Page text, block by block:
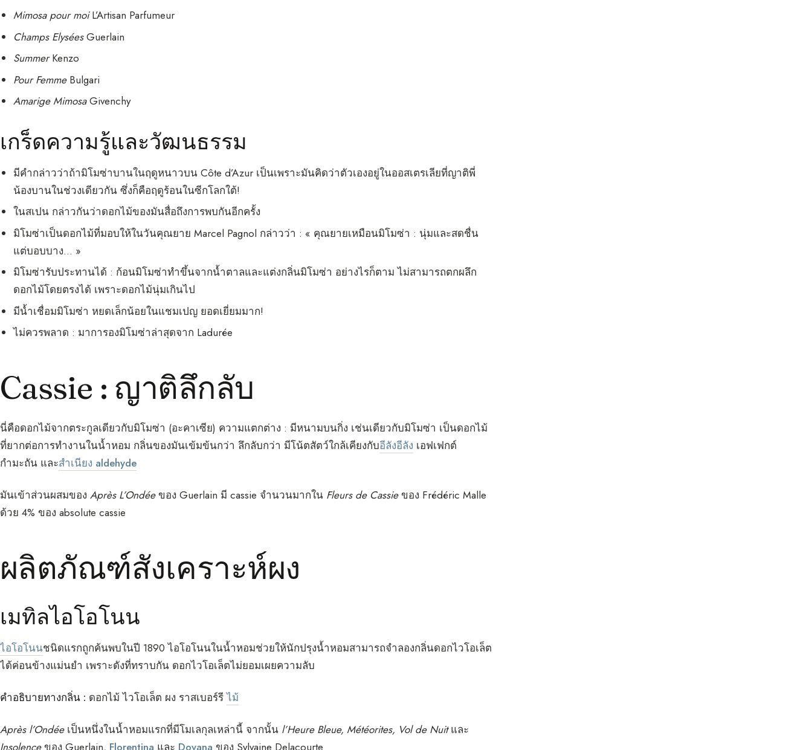
Mimosa pour moiL’Artisan Parfumeur
Champs ElyséesGuerlain
SummerKenzo
Pour FemmeBulgari
Amarige MimosaGivenchy
เกร็ดความรู้และวัฒนธรรม
มีคำกล่าวว่าถ้ามิโมซ่าบานในฤดูหนาวบน Côte d’Azur เป็นเพราะมันคิดว่าตัวเองอยู่ในออสเตรเลียที่ญาติพี่
น้องบานในช่วงเดียวกัน ซึ่งก็คือฤดูร้อนในซีกโลกใต้!
ในสเปน กล่าวกันว่าดอกไม้ของมันสื่อถึงการพบกันอีกครั้ง
มิโมซ่าเป็นดอกไม้ที่มอบให้ในวันคุณยาย Marcel Pagnol กล่าวว่า : « คุณยายเหมือนมิโมซ่า : นุ่มและสดชื่น
แต่บอบบาง… »
มิโมซ่ารับประทานได้ : ก้อนมิโมซ่าทำขึ้นจากน้ำตาลและแต่งกลิ่นมิโมซ่า อย่างไรก็ตาม ไม่สามารถตกผลึก
ดอกไม้โดยตรงได้ เพราะดอกไม้นุ่มเกินไป
มีน้ำเชื่อมมิโมซ่า หยดเล็กน้อยในแชมเปญ ยอดเยี่ยมมาก!
ไม่ควรพลาด : มาการองมิโมซ่าล่าสุดจาก Ladurée
Cassie : ญาติลึกลับ
นี่คือดอกไม้จากตระกูลเดียวกับมิโมซ่า (อะคาเซีย) ความแตกต่าง : มีหนามบนกิ่ง เช่นเดียวกับมิโมซ่า เป็นดอกไม้
ที่ยากต่อการทำงานในน้ำหอม กลิ่นของมันเข้มข้นกว่า ลึกลับกว่า มีโน้ตสัตว์ใกล้เคียงกับอีลังอีลัง เอฟเฟกต์
กำมะถัน และสำเนียง aldehyde
มันเข้าส่วนผสมของ Après L’Ondéeของ Guerlain มี cassie จำนวนมากใน Fleurs de Cassieของ Frédéric Malle
ด้วย 4% ของ absolute cassie
ผลิตภัณฑ์สังเคราะห์ผง
เมทิลไอโอโนน
ไอโอโนนชนิดแรกถูกค้นพบในปี 1890 ไอโอโนนในน้ำหอมช่วยให้นักปรุงน้ำหอมสามารถจำลองกลิ่นดอกไวโอเล็ต
ได้ค่อนข้างแม่นยำ เพราะดังที่ทราบกัน ดอกไวโอเล็ตไม่ยอมเผยความลับ
คำอธิบายทางกลิ่น : ดอกไม้ ไวโอเล็ต ผง ราสเบอร์รีไม้
Après l’Ondéeเป็นหนึ่งในน้ำหอมแรกที่มีโมเลกุลเหล่านี้ จากนั้น l’Heure Bleue, Météorites, Vol de Nuitและ
Insolenceของ Guerlain, Florentina และ Dovana ของ Sylvaine Delacourte